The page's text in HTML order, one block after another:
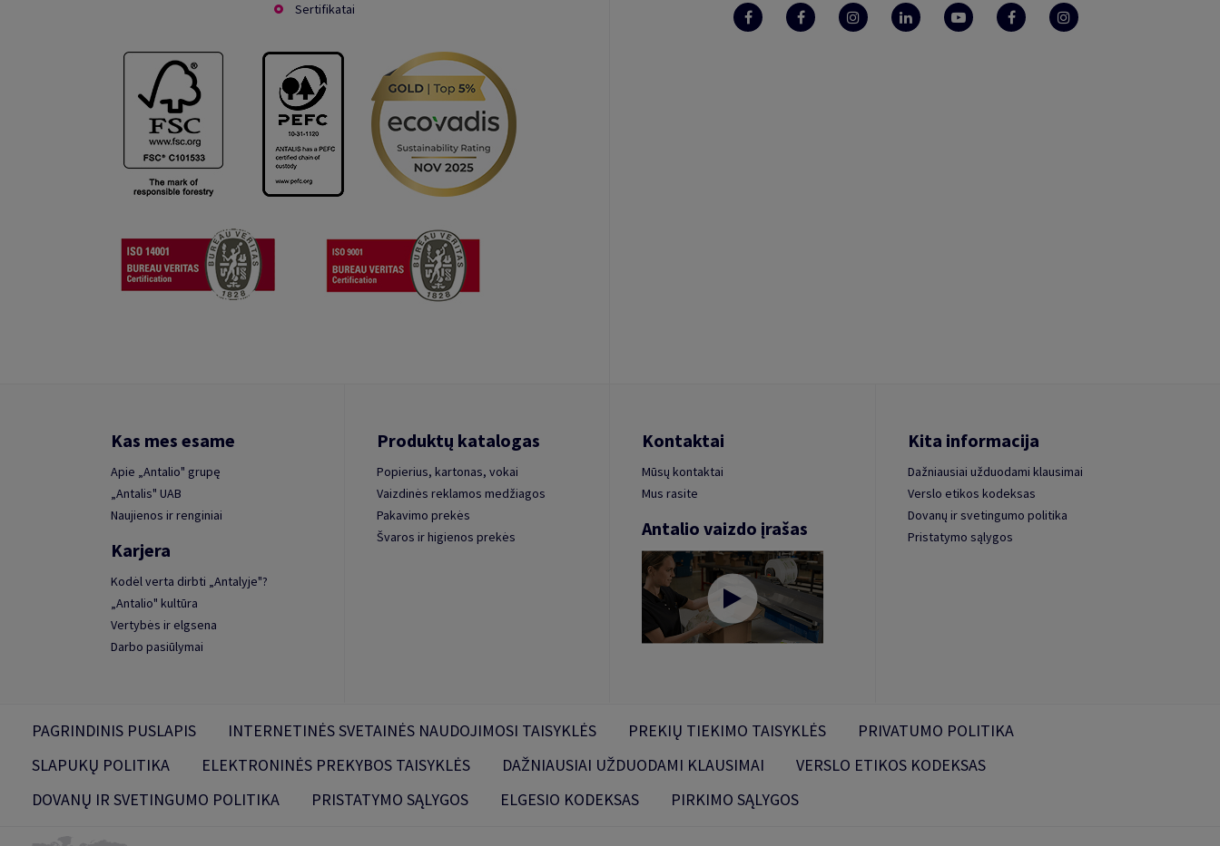
Sertifikatai
Kas mes esame
Apie „Antalio" grupę
„Antalis" UAB
Naujienos ir renginiai
Karjera
Kodėl verta dirbti „Antalyje"?
„Antalio" kultūra
Vertybės ir elgsena
Darbo pasiūlymai
Produktų katalogas
Popierius, kartonas, vokai
Vaizdinės reklamos medžiagos
Pakavimo prekės
Švaros ir higienos prekės
Kontaktai
Mūsų kontaktai
Mus rasite
Antalio vaizdo įrašas
Kita informacija
Dažniausiai užduodami klausimai
Verslo etikos kodeksas
Dovanų ir svetingumo politika
Pristatymo sąlygos
PAGRINDINIS PUSLAPIS INTERNETINĖS SVETAINĖS NAUDOJIMOSI TAISYKLĖS PREKIŲ TIEKIMO TAISYKLĖS
PRIVATUMO POLITIKA
SLAPUKŲ POLITIKA
ELEKTRONINĖS PREKYBOS TAISYKLĖS DAŽNIAUSIAI UŽDUODAMI KLAUSIMAI
VERSLO ETIKOS KODEKSAS
DOVANŲ IR SVETINGUMO POLITIKA
PRISTATYMO SĄLYGOS ELGESIO KODEKSAS PIRKIMO SĄLYGOS